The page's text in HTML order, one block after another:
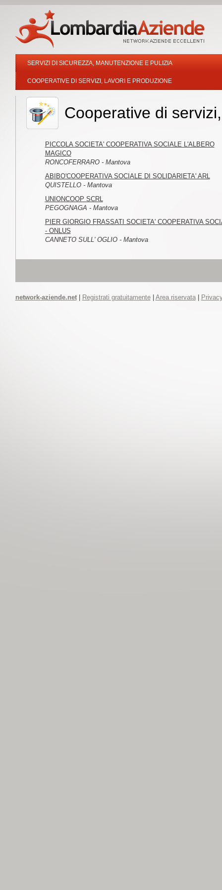
SERVIZI DI SICUREZZA, MANUTENZIONE E PULIZIA
COOPERATIVE DI SERVIZI, LAVORI E PRODUZIONE
Cooperative di
PICCOLA SOCIETA' COOPERATIVA SOCIALE L'ALBERO
MAGICO
RONCOFERRARO - Mantova
ABIBO'COOPERATIVA SOCIALE DI SOLIDARIETA' ARL
QUISTELLO - Mantova
UNIONCOOP SCRL
PEGOGNAGA - Mantova
PIER GIORGIO FRASSATI SOCIETA' COOPERATIVA
- ONLUS
CANNETO SULL' OGLIO - Mantova
network-aziende.net| Registrati gratuitamente| Area riservata|